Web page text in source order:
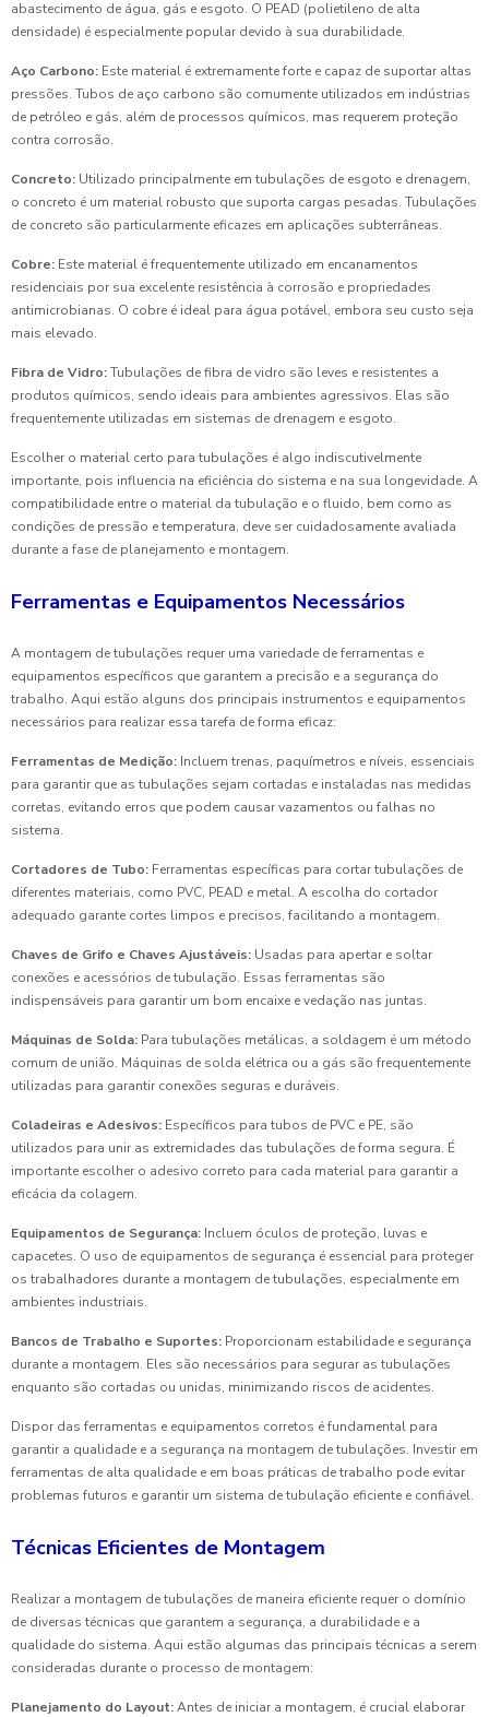
abastecimento de água, gás e esgoto. O PEAD (polietileno de alta
densidade) é especialmente popular devido à sua durabilidade.
Aço Carbono: Este material é extremamente forte e capaz de suportar altas
pressões. Tubos de aço carbono são comumente utilizados em indústrias
de petróleo e gás, além de processos químicos, mas requerem proteção
contra corrosão.
Concreto: Utilizado principalmente em tubulações de esgoto e drenagem,
o concreto é um material robusto que suporta cargas pesadas. Tubulações
de concreto são particularmente eficazes em aplicações subterrâneas.
Cobre: Este material é frequentemente utilizado em encanamentos
residenciais por sua excelente resistência à corrosão e propriedades
antimicrobianas. O cobre é ideal para água potável, embora seu custo seja
mais elevado.
Fibra de Vidro:Tubulações de fibra de vidro são leves e resistentes a
produtos químicos, sendo ideais para ambientes agressivos. Elas são
frequentemente utilizadas em sistemas de drenagem e esgoto.
Escolher o material certo para tubulações é algo indiscutivelmente
importante, pois influencia na eficiência do sistema e na sua longevidade. A
compatibilidade entre o material da tubulação e o fluido, bem como as
condições de pressão e temperatura, deve ser cuidadosamente avaliada
durante a fase de planejamento e montagem.
Ferramentas e Equipamentos Necessários
A montagem de tubulações requer uma variedade de ferramentas e
equipamentos específicos que garantem a precisão e a segurança do
trabalho. Aqui estão alguns dos principais instrumentos e equipamentos
necessários para realizar essa tarefa de forma eficaz:
Ferramentas de Medição: Incluem trenas, paquímetros e níveis, essenciais
para garantir que as tubulações sejam cortadas e instaladas nas medidas
corretas, evitando erros que podem causar vazamentos ou falhas no
sistema.
Cortadores de Tubo: Ferramentas específicas para cortar tubulações de
diferentes materiais, como PVC, PEAD e metal. A escolha do cortador
adequado garante cortes limpos e precisos, facilitando a montagem.
Chaves de Grifo e Chaves Ajustáveis: Usadas para apertar e soltar
conexões e acessórios de tubulação. Essas ferramentas são
indispensáveis para garantir um bom encaixe e vedação nas juntas.
Máquinas de Solda: Para tubulações metálicas, a soldagem é um método
comum de união. Máquinas de solda elétrica ou a gás são frequentemente
utilizadas para garantir conexões seguras e duráveis.
Coladeiras e Adesivos: Específicos para tubos de PVC e PE, são
utilizados para unir as extremidades das tubulações de forma segura. É
importante escolher o adesivo correto para cada material para garantir a
eficácia da colagem.
Equipamentos de Segurança: Incluem óculos de proteção, luvas e
capacetes. O uso de equipamentos de segurança é essencial para proteger
os trabalhadores durante a montagem de tubulações, especialmente em
ambientes industriais.
Bancos de Trabalho e Suportes: Proporcionam estabilidade e segurança
durante a montagem. Eles são necessários para segurar as tubulações
enquanto são cortadas ou unidas, minimizando riscos de acidentes.
Dispor das ferramentas e equipamentos corretos é fundamental para
garantir a qualidade e a segurança na montagem de tubulações. Investir em
ferramentas de alta qualidade e em boas práticas de trabalho pode evitar
problemas futuros e garantir um sistema de tubulação eficiente e confiável.
Técnicas Eficientes de Montagem
Realizar a montagem de tubulações de maneira eficiente requer o domínio
de diversas técnicas que garantem a segurança, a durabilidade e a
qualidade do sistema. Aqui estão algumas das principais técnicas a serem
consideradas durante o processo de montagem:
Planejamento do Layout:Antes de iniciar a montagem, é crucial elaborar